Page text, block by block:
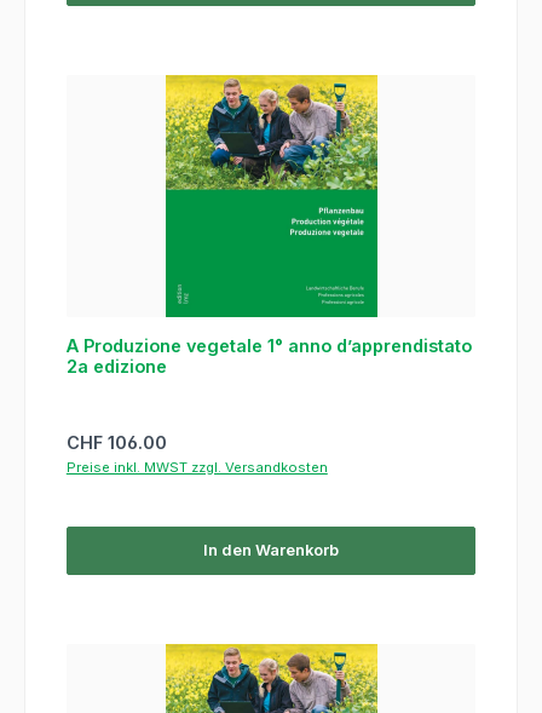
A Produzione vegetale 1° anno d’apprendistato
2a edizione
Regulärer Preis:
CHF 106.00
Preise inkl. MWST zzgl. Versandkosten
In den Warenkorb